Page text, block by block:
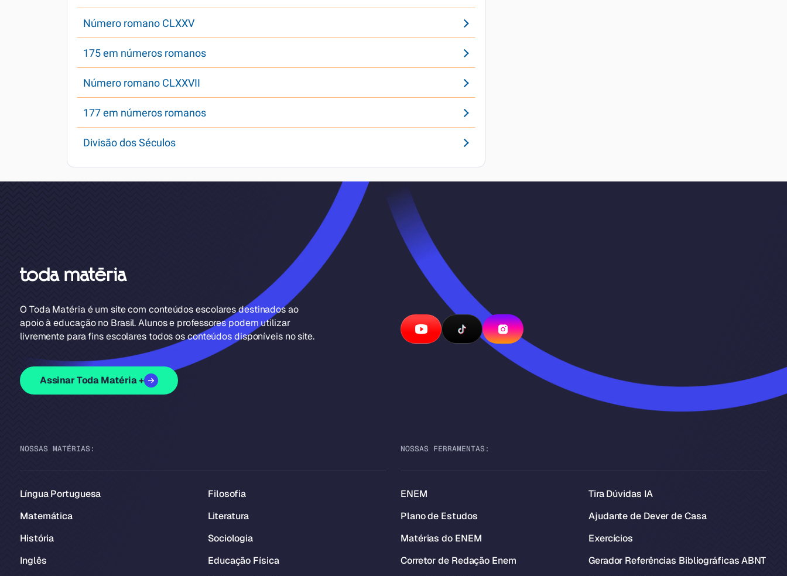
Número romano CLXXV
175 em números romanos
Número romano CLXXVII
177 em números romanos
Divisão dos Séculos
O Toda Matéria é um site com conteúdos escolares destinados ao
apoio à educação no Brasil. Alunos e professores podem utilizar
livremente para fins escolares todos os conteúdos disponíveis no site.
Assinar Toda Matéria +
NOSSAS MATÉRIAS:
Língua Portuguesa
Matemática
História
Inglês
Filosofia
Literatura
Sociologia
Educação Física
NOSSAS FERRAMENTAS:
ENEM
Plano de Estudos
Matérias do ENEM
Corretor de Redação Enem
Tira Dúvidas IA
Ajudante de Dever de Casa
Exercícios
Gerador Referências Bibliográficas ABNT